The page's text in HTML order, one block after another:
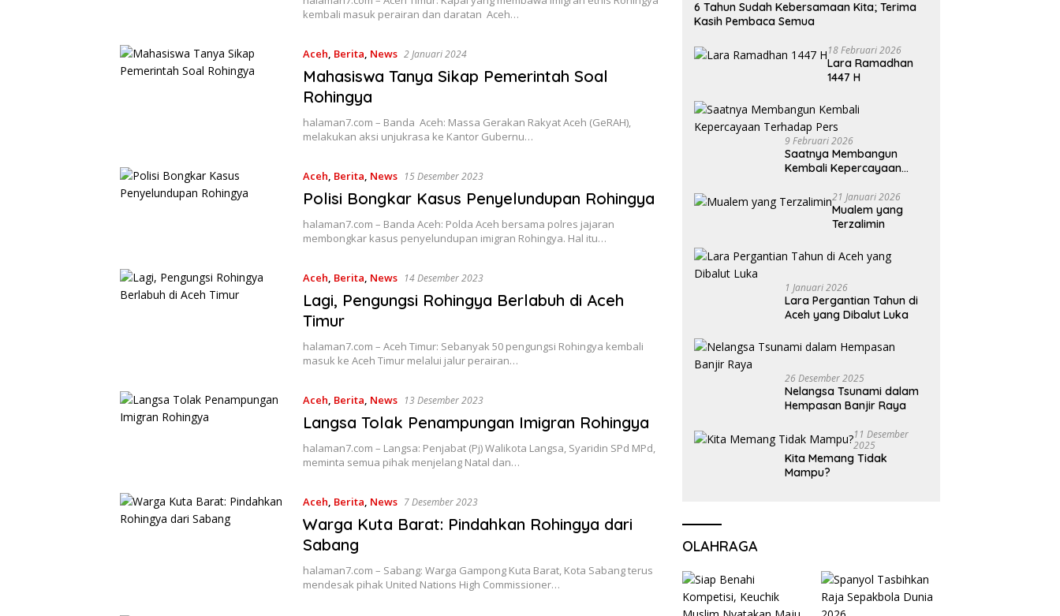
kembali masuk perairan dan daratan Aceh…
Aceh, Berita, News 2 Januari 2024
Mahasiswa Tanya Sikap Pemerintah Soal
Rohingya
halaman7.com – Banda Aceh: Massa Gerakan Rakyat Aceh (GeRAH),
melakukan aksi unjukrasa ke Kantor Gubernu…
Aceh, Berita, News 15 Desember 2023
Polisi Bongkar Kasus Penyelundupan Rohingya
halaman7.com – Banda Aceh: Polda Aceh bersama polres jajaran
membongkar kasus penyelundupan imigran Rohingya. Hal itu…
Aceh, Berita, News 14 Desember 2023
Lagi, Pengungsi Rohingya Berlabuh di Aceh
Timur
halaman7.com – Aceh Timur: Sebanyak 50 pengungsi Rohingya kembali
masuk ke Aceh Timur melalui jalur perairan…
Aceh, Berita, News 13 Desember 2023
Langsa Tolak Penampungan Imigran Rohingya
halaman7.com – Langsa: Penjabat (Pj) Walikota Langsa, Syaridin SPd MPd,
meminta semua pihak menjelang Natal dan…
Aceh, Berita, News 7 Desember 2023
Warga Kuta Barat: Pindahkan Rohingya dari
Sabang
halaman7.com – Sabang: Warga Gampong Kuta Barat, Kota Sabang terus
mendesak pihak United Nations High Commissioner…
6 Tahun Sudah Kebersamaan Kita; Terima
Kasih Pembaca Semua
18 Februari 2026
Lara Ramadhan
1447 H
9 Februari 2026
Saatnya Membangun
Kembali Kepercayaan
21 Januari 2026
Mualem yang
Terzalimin
1 Januari 2026
Lara Pergantian Tahun di
Aceh yang Dibalut Luka
26 Desember 2025
Nelangsa Tsunami dalam
Hempasan Banjir Raya
11 Desember
2025
Kita Memang Tidak
Mampu?
OLAHRAGA